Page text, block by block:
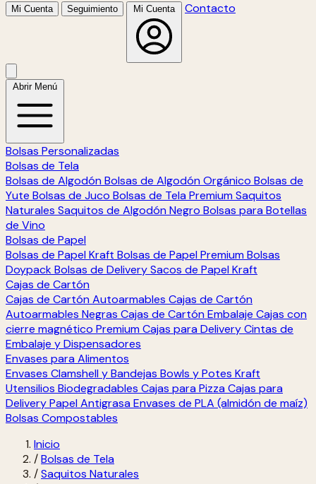
Mi Cuenta Seguimiento Mi Cuenta Contacto
Abrir Menú
Bolsas Personalizadas
Bolsas de Tela
Bolsas de Algodón Bolsas de Algodón Orgánico Bolsas de
Yute Bolsas de Juco Bolsas de Tela Premium Saquitos
Naturales Saquitos de Algodón Negro Bolsas para Botellas
de Vino
Bolsas de Papel
Bolsas de Papel Kraft Bolsas de Papel Premium Bolsas
DoypackBolsas de DeliverySacos de Papel Kraft
Cajas de Cartón
Cajas de Cartón Autoarmables Cajas de Cartón
Autoarmables Negras Cajas de Cartón Embalaje Cajas con
cierre magnético Premium Cajas para DeliveryCintas de
Embalaje y Dispensadores
Envases para Alimentos
Envases Clamshell y Bandejas Bowls y Potes Kraft
Utensilios Biodegradables Cajas para Pizza Cajas para
DeliveryPapel Antigrasa Envases de PLA (almidón de maíz)
Bolsas Compostables
Inicio
/Bolsas de Tela
/Saquitos Naturales